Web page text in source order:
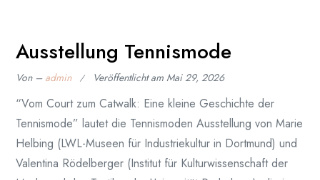
Ausstellung Tennismode
Von – admin Veröffentlicht amMai 29, 2026
“Vom Court zum Catwalk: Eine kleine Geschichte der
Tennismode” lautet die Tennismoden Ausstellung von Marie
Helbing (LWL-Museen für Industriekultur in Dortmund) und
Valentina Rödelberger (Institut für Kulturwissenschaft der